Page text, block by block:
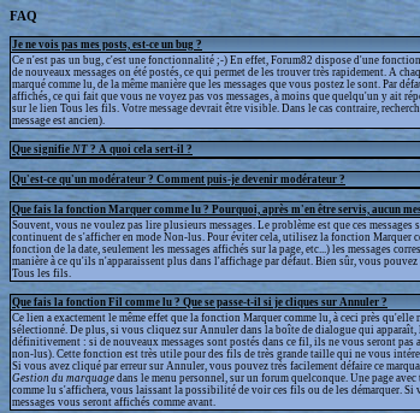
FAQ
Je ne vois pas mes posts, est-ce un bug ?
Ce n'est pas un bug, c'est une fonctionnalité ;-) En effet, Forum82 dispose d'une
de nouveaux messages on été postés, ce qui permet de les trouver très rapidement. A
marqué comme lu, de la même manière que les messages que vous postez le sont. Par
affichés, ce qui fait que vous ne voyez pas vos messages, à moins que quelqu'un y ait
sur le lien Tous les fils. Votre message devrait être visible. Dans le cas contraire,
message est ancien).
Que signifie NT ? A quoi cela sert-il ?
Qu'est-ce qu'un modérateur ? Comment puis-je devenir modérateur ?
Que fais la fonction Marquer comme lu ? Pourquoi, après m'en être servis, aucun
Souvent, vous ne voulez pas lire plusieurs messages. Le problème est que ces
continuent de s'afficher en mode Non-lus. Pour éviter cela, utilisez la fonction Marquer
fonction de la date, seulement les messages affichés sur la page, etc...) les messages
manière à ce qu'ils n'apparaissent plus dans l'affichage par défaut. Bien sûr, vous
Tous les fils.
Que fais la fonction Fil comme lu ? Que se passe-t-il si je cliques sur Annuler ?
Ce lien a exactement le même effet que la fonction Marquer comme lu, à ceci près qu'elle
sélectionné. De plus, si vous cliquez sur Annuler dans la boîte de dialogue qui apparaît,
définitivement : si de nouveaux messages sont postés dans ce fil, ils ne vous seront pas
non-lus). Cette fonction est très utile pour des fils de très grande taille qui ne vous
Si vous avez cliqué par erreur sur Annuler, vous pouvez très facilement défaire ce
Gestion du marquage dans le menu personnel, sur un forum quelconque. Une page
comme lu s'affichera, vous laissant la possibilité de voir ces fils ou de les démarquer. Si
messages vous seront affichés comme avant.